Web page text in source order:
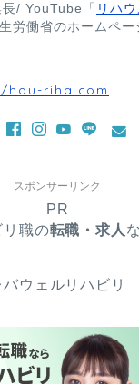
/ YouTube「 リハ
労働省のホームペー
riha.com
スポンサーリンク
PR
リ職の転職・求人
バウェルリハビリ